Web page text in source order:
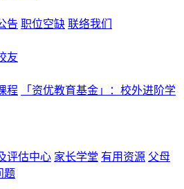
告 职位空缺 联络我们
友
程
「资优教育基金」：校外进阶学
评估中心 家长学堂 有用资源 父母
题